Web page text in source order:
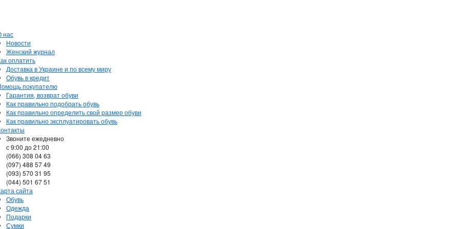
нас
Новости
Женский журнал
оплатить
Доставка в Украине и по всему миру
Обувь в кредит
покупателю
Гарантия, возврат обуви
Как правильно подобрать обувь
Как правильно определить свой размер обуви
Как правильно эксплуатировать обувь
Звоните ежедневно
с 9:00 до 21:00
(066) 308 04 63
(097) 488 57 49
(093) 570 31 95
(044) 501 67 51
сайта
Обувь
Одежда
Подарки
Сумки